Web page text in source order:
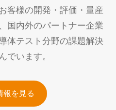
客様の開発・評価・量産
国内外のパートナー企業
体テスト分野の課題解決
でいます。
報を見る